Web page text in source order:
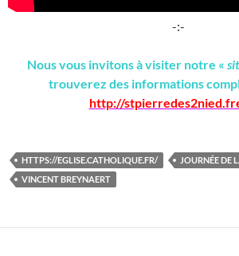
-:-
Nous vous invitons à visiter notre «
trouverez des informations
http://
HTTPS://EGLISE.CATHOLIQUE.FR/
JOURNÉE DE
VINCENT BREYNAERT